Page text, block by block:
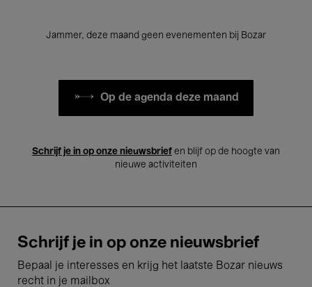
Jammer, deze maand geen evenementen bij Bozar
Op de agenda deze maand
Schrijf je in op onze nieuwsbrief en blijf op de hoogte van
nieuwe activiteiten
Schrijf je in op onze nieuwsbrief
Bepaal je interesses en krijg het laatste Bozar nieuws
recht in je mailbox